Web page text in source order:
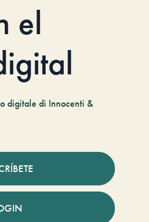
el
digitale di Innocenti &